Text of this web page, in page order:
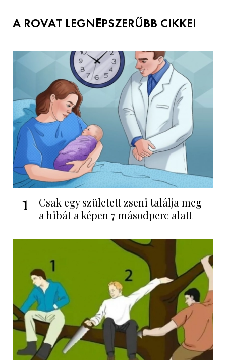
A ROVAT LEGNÉPSZERŰBB CIKKEI
1
Csak egy született zseni találja meg
a hibát a képen 7 másodperc alatt